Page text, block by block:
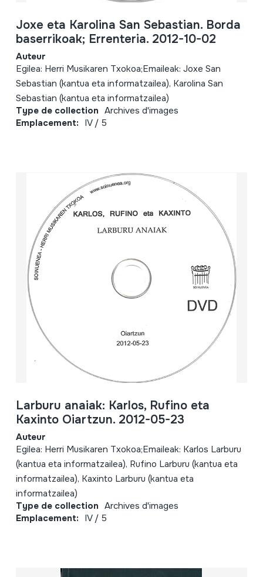
Joxe eta Karolina San Sebastian. Borda
baserrikoak; Errenteria. 2012-10-02
Auteur
Egilea: Herri Musikaren Txokoa;Emaileak: Joxe San
Sebastian (kantua eta informatzailea), Karolina San
Sebastian (kantua eta informatzailea)
Type de collection Archives d'images
Emplacement: IV / 5
Larburu anaiak: Karlos, Rufino eta
Kaxinto Oiartzun. 2012-05-23
Auteur
Egilea: Herri Musikaren Txokoa;Emaileak: Karlos Larburu
(kantua eta informatzailea), Rufino Larburu (kantua eta
informatzailea), Kaxinto Larburu (kantua eta
informatzailea)
Type de collection Archives d'images
Emplacement: IV / 5